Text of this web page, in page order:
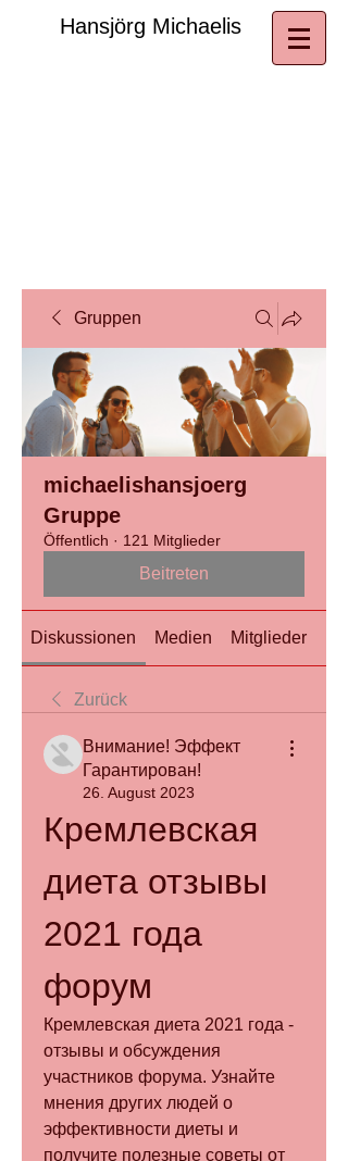
​Hansjörg Michaelis
Gruppen
michaelishansjoerg
Gruppe
Öffentlich · 121 Mitglieder
Beitreten
Diskussionen Medien Mitglieder
Zurück
Внимание! Эффект
Гарантирован!
26. August 2023
Кремлевская
диета отзывы
2021 года
форум
Кремлевская диета 2021 года -
отзывы и обсуждения
участников форума. Узнайте
мнения других людей о
эффективности диеты и
получите полезные советы от